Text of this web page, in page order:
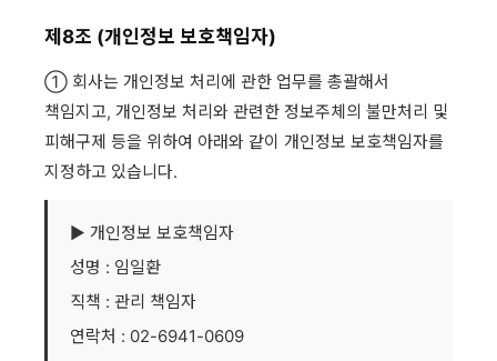
제8조 (개인정보 보호책임자)
① 회사는 개인정보 처리에 관한 업무를 총괄해서
책임지고, 개인정보 처리와 관련한 정보주체의 불만처리 및
피해구제 등을 위하여 아래와 같이 개인정보 보호책임자를
지정하고 있습니다.
▶ 개인정보 보호책임자
성명 : 임일환
직책 : 관리 책임자
연락처 : 02-6941-0609